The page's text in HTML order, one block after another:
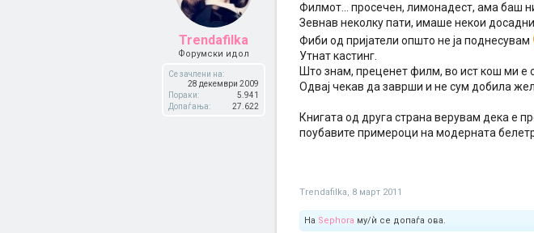
Trendafilka
Форумски идол
Се зачлени на:
28 декември 2009
Пораки:
5.941
Допаѓања:
27.622
Филмот... просечен, лимонадест, ама баш
Зевнав неколку пати, имаше некои досадни
Фиби од пријатели општо не ја поднесувам
Утнат кастинг.
Што знам, преценет филм, во ист кош ми е
Одвај чекав да заврши и не сум добила
Книгата од друга страна верувам дека е
поубавите примероци на модерната
Trendafilka, 8 март 2011
На Sephora му/ѝ се допаѓа ова.